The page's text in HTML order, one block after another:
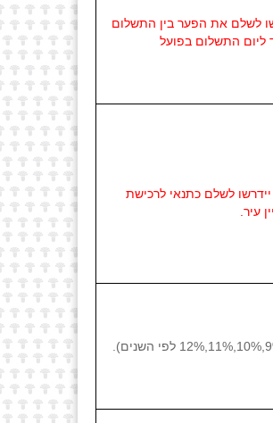
300,000 ש"ח כולל מע"מ. חוכרים אלה יידרשו לשלם את הפער בין התשלום
עולה על 300,000 ש"ח כולל מע"מ. חוכרים אלו יידרשו לשלם כתנאי לרכישת
עיר.